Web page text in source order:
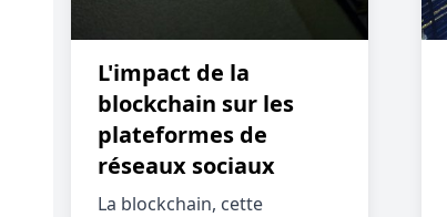
L'impact de la
blockchain sur les
plateformes de
réseaux sociaux
La blockchain, cette